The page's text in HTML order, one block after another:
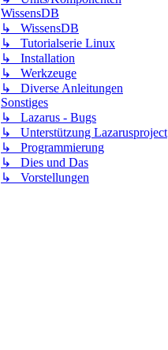
WissensDB
↳ WissensDB
↳ Tutorialserie Linux
↳ Installation
↳ Werkzeuge
↳ Diverse Anleitungen
Sonstiges
↳ Lazarus - Bugs
↳ Unterstützung Lazarusproject
↳ Programmierung
↳ Dies und Das
↳ Vorstellungen